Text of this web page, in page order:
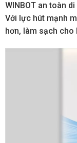
WINBOT an toàn
Với lực hút mạnh
hơn, làm sạch cho